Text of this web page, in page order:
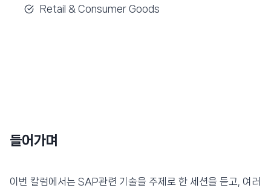
Retail & Consumer Goods
들어가며
이번 칼럼에서는 SAP관련 기술을 주제로 한 세션을 듣고, 여러